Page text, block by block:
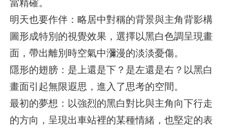
當精確。
明天也要作伴：略居中對稱的背景與主角背影構
圖形成特別的視覺效果，選擇以黑白色調呈現畫
面，帶出離別時空氣中瀰漫的淡淡憂傷。
隱形的翅膀：是上還是下？是左還是右？以黑白
畫面引起無限遐思，進入了思考的空間。
最初的夢想：以強烈的黑白對比與主角向下行走
的方向，呈現出車站裡的某種情緒，也堅定的表